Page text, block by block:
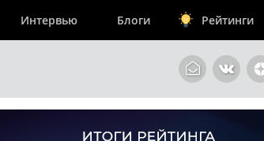
Интервью Блоги Рейтинги